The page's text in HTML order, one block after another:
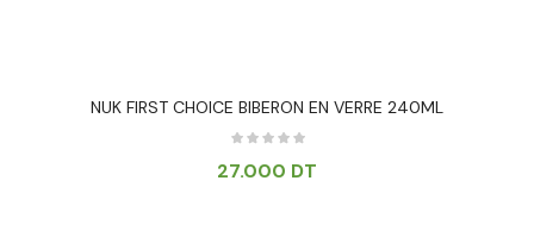
NUK FIRST CHOICE BIBERON EN VERRE 240ML
27.000 DT